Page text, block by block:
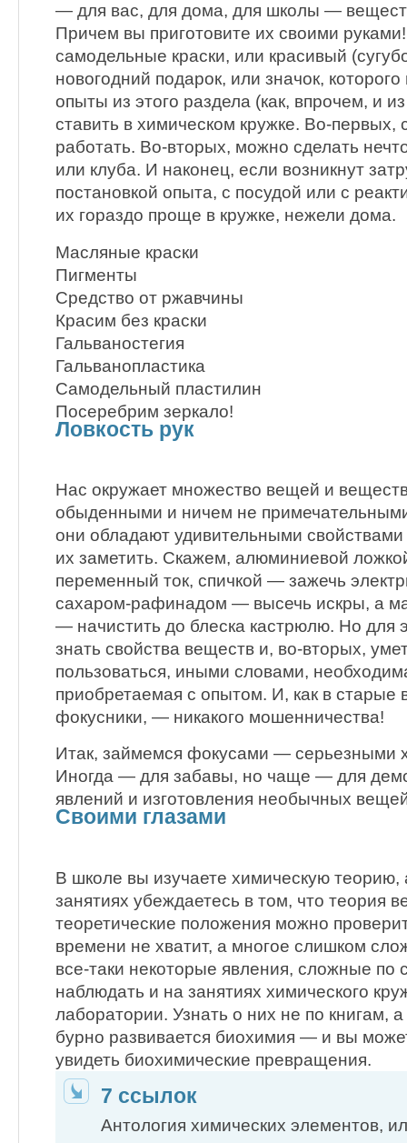
— для вас, для дома, для школы —
Причем вы приготовите их своими
самодельные краски, или красивый
новогодний подарок, или значок,
опыты из этого раздела (как, впрочем, и
ставить в химическом кружке. Во-первых,
работать. Во-вторых, можно сделать
или клуба. И наконец, если возникнут
постановкой опыта, с посудой или с
их гораздо проще в кружке, нежели дома.
Масляные краски
Пигменты
Средство от ржавчины
Красим без краски
Гальваностегия
Гальванопластика
Самодельный пластилин
Посеребрим зеркало!
Ловкость рук
Нас окружает множество вещей и
обыденными и ничем не
они обладают удивительными
их заметить. Скажем, алюминиевой
переменный ток, спичкой — зажечь
сахаром-рафинадом — высечь искры, а
— начистить до блеска кастрюлю. Но для
знать свойства веществ и, во-вторых,
пользоваться, иными словами,
приобретаемая с опытом. И, как в старые
фокусники, — никакого мошенничества!
Итак, займемся фокусами — серьезными
Иногда — для забавы, но чаще — для
явлений и изготовления необычных
Своими глазами
В школе вы изучаете химическую
занятиях убеждаетесь в том, что теория
теоретические положения можно
времени не хватит, а многое слишком
все-таки некоторые явления, сложные по
наблюдать и на занятиях химического
лаборатории. Узнать о них не по книгам,
бурно развивается биохимия — и вы
увидеть биохимические превращения.
7 ссылок
Антология химических